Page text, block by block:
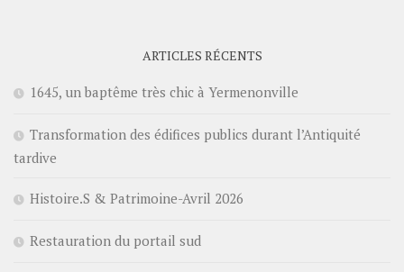
ARTICLES RÉCENTS
1645, un baptême très chic à Yermenonville
Transformation des édifices publics durant l’Antiquité
tardive
Histoire.S & Patrimoine-Avril 2026
Restauration du portail sud